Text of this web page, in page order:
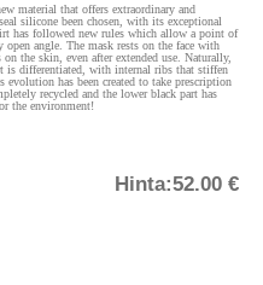
material that offers extraordinary and
silicone been chosen, with its exceptional
has followed new rules which allow a point of
open angle. The mask rests on the face with
the skin, even after extended use. Naturally,
is differentiated, with internal ribs that stiffen
evolution has been created to take prescription
recycled and the lower black part has
the environment!
Hinta:52.00 €